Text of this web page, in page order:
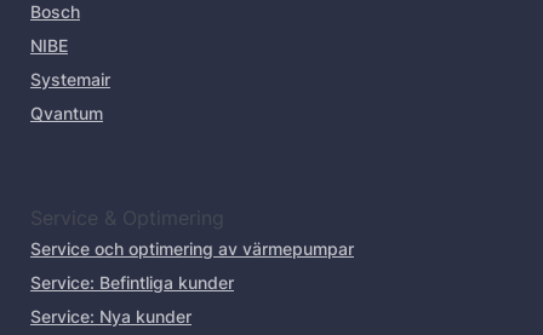
Bosch
NIBE
Systemair
Qvantum
Service & Optimering
Service och optimering av värmepumpar
Service: Befintliga kunder
Service: Nya kunder